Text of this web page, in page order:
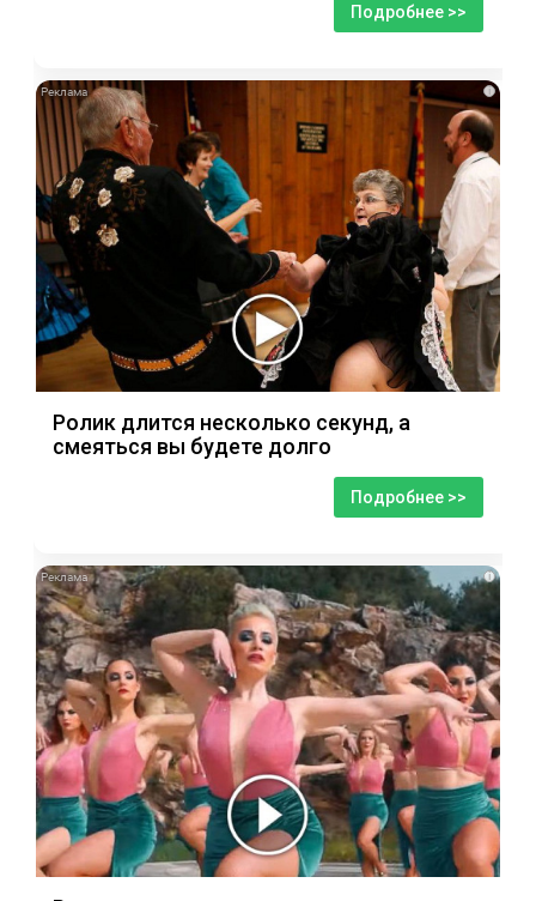
Подробнее >>
i
Ролик длится несколько секунд, а
смеяться вы будете долго
Подробнее >>
i